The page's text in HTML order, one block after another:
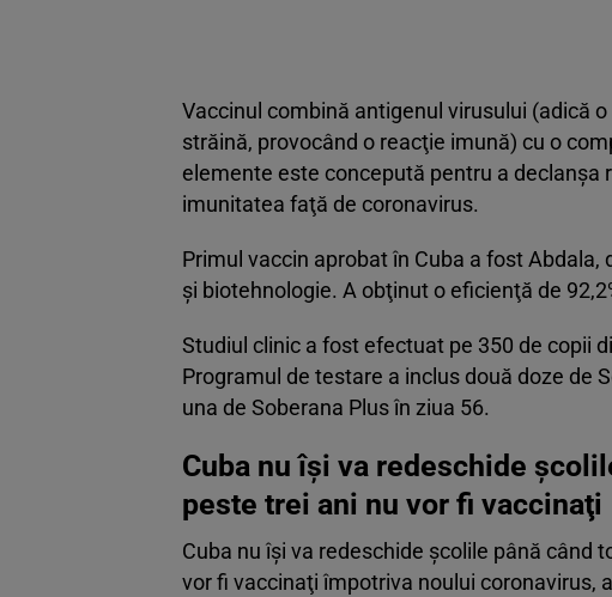
Vaccinul combină antigenul virusului (adică
străină, provocând o reacţie imună) cu o
elemente este concepută pentru a declanşa
imunitatea faţă de coronavirus.
Primul vaccin aprobat în Cuba a fost
şi biotehnologie. A obţinut o eficienţă de
Studiul clinic a fost efectuat pe 350 de copii
Programul de testare a inclus două doze de
una de Soberana Plus în ziua 56.
Cuba nu îşi va redeschide
peste trei ani nu vor fi vaccinaţi
Cuba nu îşi va redeschide şcolile până când
vor fi vaccinaţi împotriva noului coronavirus,